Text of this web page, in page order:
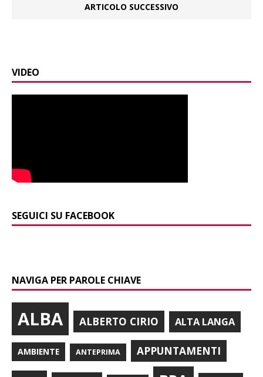
ARTICOLO SUCCESSIVO
VIDEO
SEGUICI SU FACEBOOK
NAVIGA PER PAROLE CHIAVE
ALBA ALBERTO CIRIO ALTA LANGA
AMBIENTE ANTEPRIMA APPUNTAMENTI